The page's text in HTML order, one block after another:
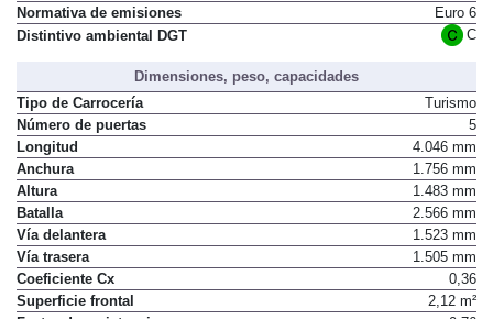
Normativa de emisiones
Euro 6
Distintivo ambiental DGT
C
Dimensiones, peso, capacidades
Tipo de Carrocería
Turismo
Número de puertas
5
Longitud
4.046 mm
Anchura
1.756 mm
Altura
1.483 mm
Batalla
2.566 mm
Vía delantera
1.523 mm
Vía trasera
1.505 mm
Coeficiente Cx
0,36
Superficie frontal
2,12 m²